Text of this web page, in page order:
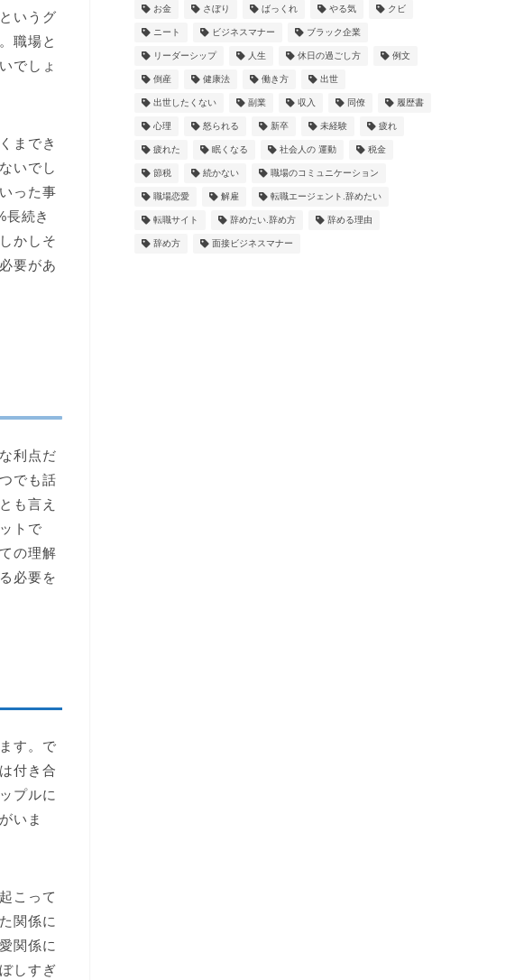
いうグ
職場と
でしょ
までき
いでし
った事
長続き
かしそ
要があ
利点だ
でも話
も言え
トで
の理解
必要を
す。で
付き合
プルに
いま
こって
関係に
関係に
しすぎ
お金 さぼり ばっくれ やる気 クビ
ニート ビジネスマナー ブラック企業
リーダーシップ 人生 休日の過ごし方 例文
倒産 健康法 働き方 出世
出世したくない 副業 収入 同僚 履歴書
心理 怒られる 新卒 未経験 疲れ
疲れた 眠くなる 社会人の 運動 税金
節税 続かない 職場のコミュニケーション
職場恋愛 解雇 転職エージェント.辞めたい
転職サイト 辞めたい.辞め方 辞める理由
辞め方 面接ビジネスマナー